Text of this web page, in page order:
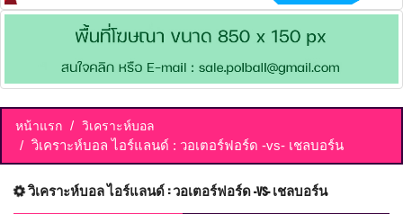
หน้าแรก วิเคราะห์บอล
วิเคราะห์บอล ไอร์แลนด์ : วอเตอร์ฟอร์ด -vs- เชลบอร์น
วิเคราะห์บอล ไอร์แลนด์ : วอเตอร์ฟอร์ด -vs- เชลบอร์น